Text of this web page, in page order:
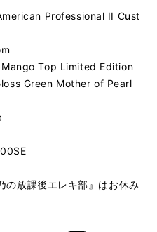
Professional II Cust
Mango Top Limited Edition
Green Mother of Pearl
の放課後エレキ部』はお休み